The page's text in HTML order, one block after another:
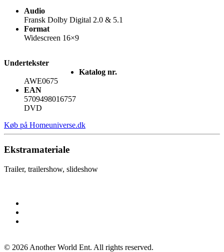
Audio
Fransk Dolby Digital 2.0 & 5.1
Format
Widescreen 16×9
Undertekster
Katalog nr.
AWE0675
EAN
5709498016757
DVD
Køb på Homeuniverse.dk
Ekstramateriale
Trailer, trailershow, slideshow
© 2026 Another World Ent. All rights reserved.